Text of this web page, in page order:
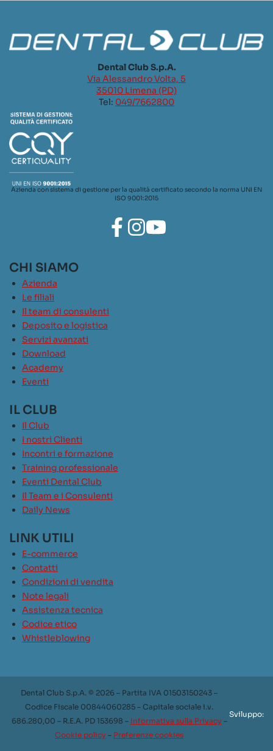
Dental Club S.p.A.
Via Alessandro Volta, 5
35010 Limena (PD)
Tel: 049/7662800
Azienda con sistema di gestione per la qualità certificato secondo la norma UNI EN
ISO 9001:2015
CHI SIAMO
Azienda
Le filiali
Il team di consulenti
Deposito e logistica
Servizi avanzati
Download
Academy
Eventi
IL CLUB
Il Club
I nostri Clienti
Incontri e formazione
Training professionale
Eventi Dental Club
Il Team e i Consulenti
Daily News
LINK UTILI
E-commerce
Contatti
Condizioni di vendita
Note legali
Assistenza tecnica
Codice etico
Whistleblowing
Dental Club S.p.A. © 2026 – Partita IVA 01503150243 –
Codice Fiscale 00844060285 – Capitale sociale i.v.
686.280,00 – R.E.A. PD 153698 – Informativa sulla Privacy –
Cookie policy – Preferenze cookies
Sviluppo: